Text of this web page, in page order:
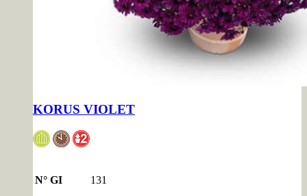
KORUS VIOLET
N° GI 131